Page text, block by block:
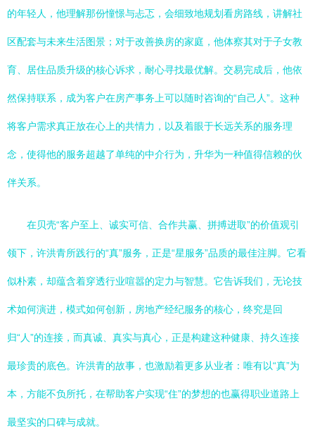
的年轻人，他理解那份憧憬与忐忑，会细致地规划看房路线，讲解社
区配套与未来生活图景；对于改善换房的家庭，他体察其对于子女教
育、居住品质升级的核心诉求，耐心寻找最优解。交易完成后，他依
然保持联系，成为客户在房产事务上可以随时咨询的“自己人”。这种
将客户需求真正放在心上的共情力，以及着眼于长远关系的服务理
念，使得他的服务超越了单纯的中介行为，升华为一种值得信赖的伙
伴关系。
在贝壳“客户至上、诚实可信、合作共赢、拼搏进取”的价值观引
领下，许洪青所践行的“真”服务，正是“星服务”品质的最佳注脚。它看
似朴素，却蕴含着穿透行业喧嚣的定力与智慧。它告诉我们，无论技
术如何演进，模式如何创新，房地产经纪服务的核心，终究是回
归“人”的连接，而真诚、真实与真心，正是构建这种健康、持久连接
最珍贵的底色。许洪青的故事，也激励着更多从业者：唯有以“真”为
本，方能不负所托，在帮助客户实现“住”的梦想的也赢得职业道路上
最坚实的口碑与成就。